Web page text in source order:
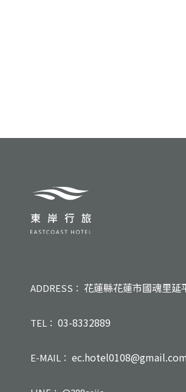
ADDRESS： 花蓮縣花蓮市國魂里延
TEL： 03-8332889
E-MAIL： ec.hotel0108@gmail.com